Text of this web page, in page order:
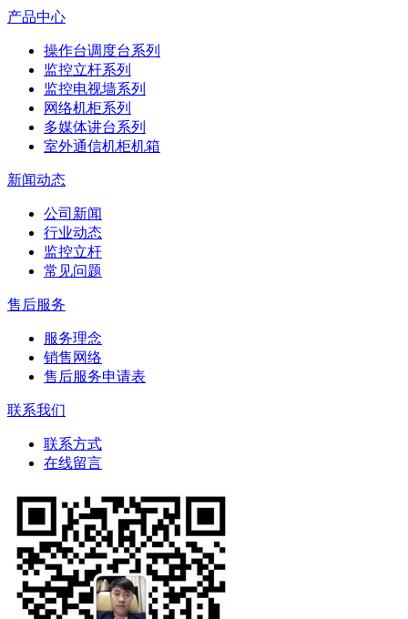
产品中心
操作台调度台系列
监控立杆系列
监控电视墙系列
网络机柜系列
多媒体讲台系列
室外通信机柜机箱
新闻动态
公司新闻
行业动态
监控立杆
常见问题
售后服务
服务理念
销售网络
售后服务申请表
联系我们
联系方式
在线留言